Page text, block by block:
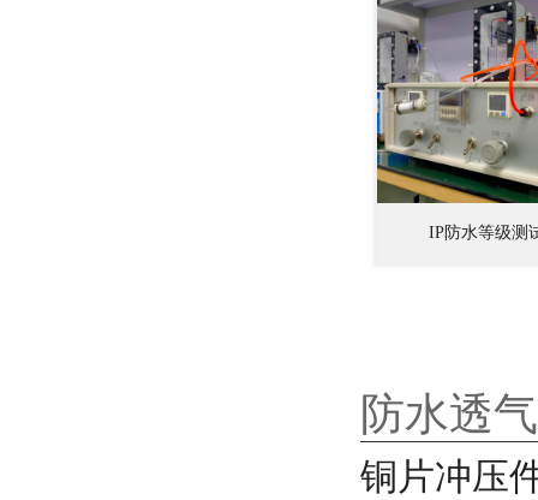
IP防水等级测
防水透
铜片冲压